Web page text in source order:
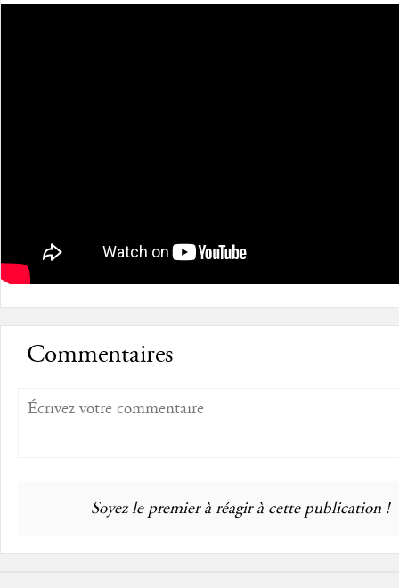
Commentaires
Soyez le premier à réagir à cette publication !